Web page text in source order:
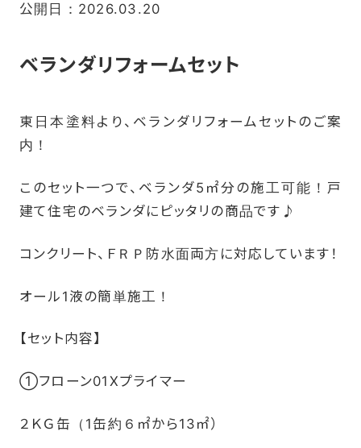
公開日：2026.03.20
ベランダリフォームセット
東日本塗料より、ベランダリフォームセットのご案
内！
このセット一つで、ベランダ5㎡分の施工可能！戸
建て住宅のベランダにピッタリの商品です♪
コンクリート、ＦＲＰ防水面両方に対応しています！
オール1液の簡単施工！
【セット内容】
①フローン01Xプライマー
２ＫＧ缶（1缶約６㎡から13㎡）